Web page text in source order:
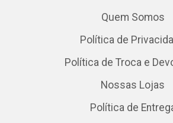
Quem Somos
Política de
Política de Troca e
Nossas Lojas
Política de